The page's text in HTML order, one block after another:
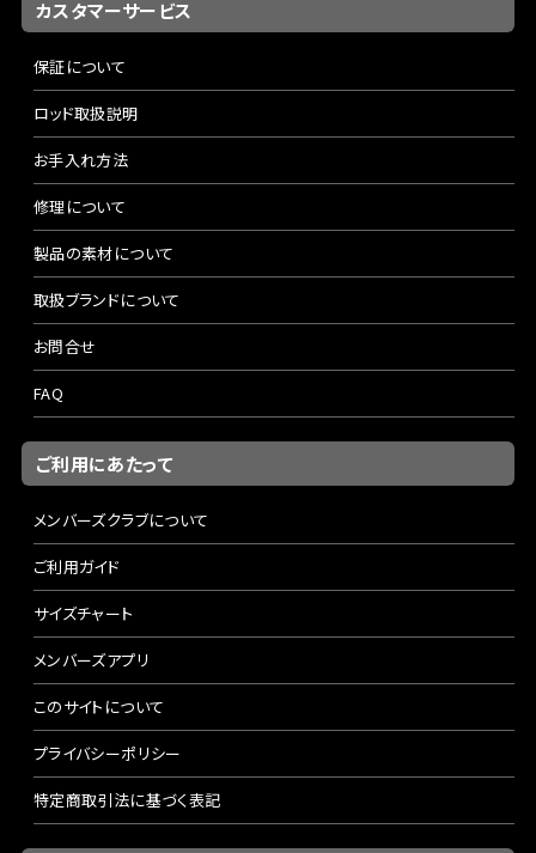
カスタマーサービス
保証について
ロッド取扱説明
お手入れ方法
修理について
製品の素材について
取扱ブランドについて
お問合せ
FAQ
ご利用にあたって
メンバーズクラブについて
ご利用ガイド
サイズチャート
メンバーズアプリ
このサイトについて
プライバシーポリシー
特定商取引法に基づく表記